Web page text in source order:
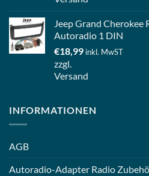
Jeep Grand
Autoradio 1 DIN
€18,99 inkl. MwST
zzgl.
Versand
INFORMATIONEN
AGB
Autoradio-Adapter Radio